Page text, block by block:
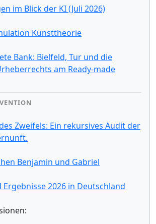
im Blick der KI (Juli 2026)
Kunsttheorie
Bank: Bielfeld, Tur und die
am Ready-made
Zweifels: Ein rekursives Audit der
Benjamin und Gabriel
2026 in Deutschland